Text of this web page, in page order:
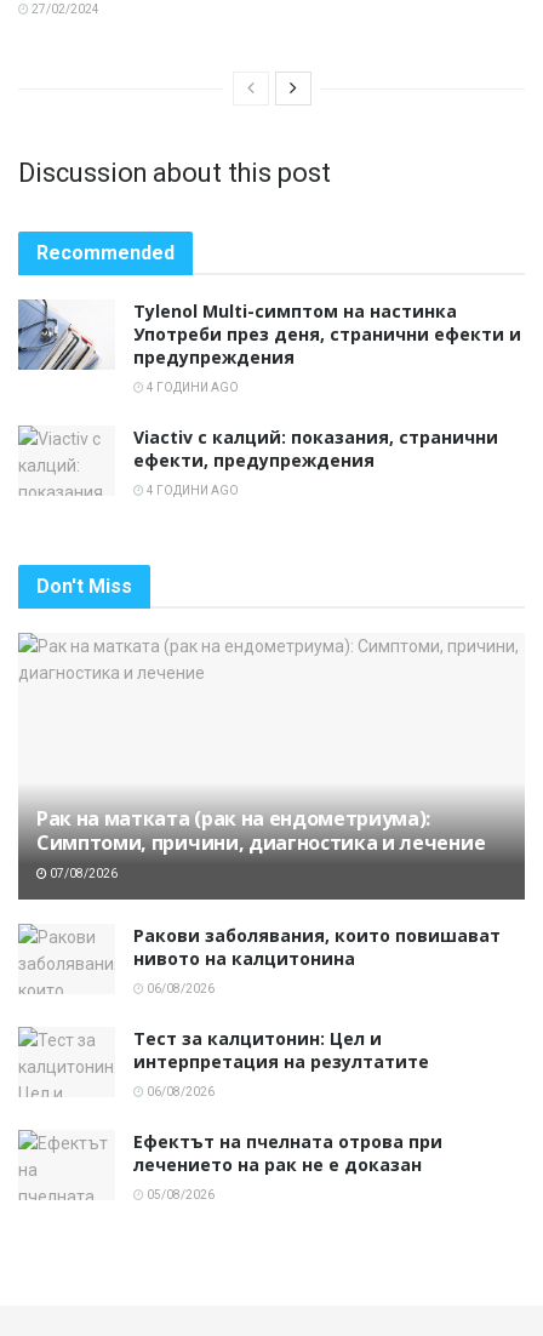
27/02/2024
Discussion about this post
Recommended
Tylenol Multi-симптом на настинка
Употреби през деня, странични ефекти и
предупреждения
4 ГОДИНИ AGO
Viactiv с калций: показания, странични
ефекти, предупреждения
4 ГОДИНИ AGO
Don't Miss
Рак на матката (рак на ендометриума):
Симптоми, причини, диагностика и лечение
07/08/2026
Ракови заболявания, които повишават
нивото на калцитонина
06/08/2026
Тест за калцитонин: Цел и
интерпретация на резултатите
06/08/2026
Ефектът на пчелната отрова при
лечението на рак не е доказан
05/08/2026